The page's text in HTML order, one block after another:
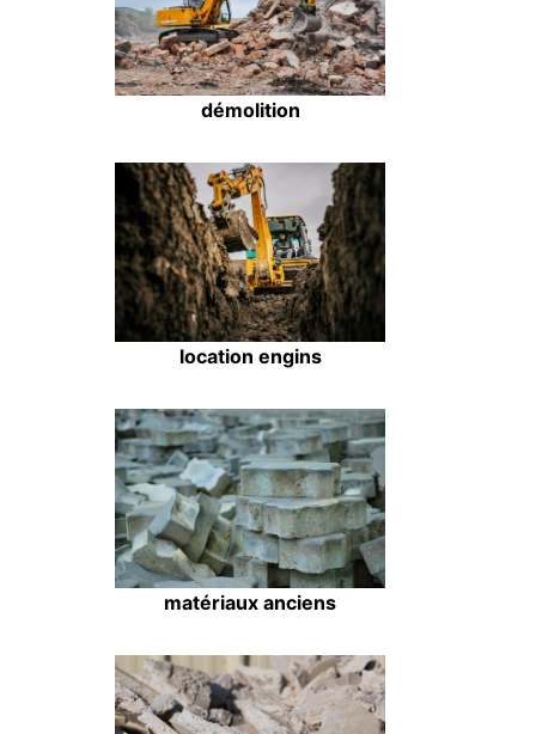
démolition
location engins
matériaux anciens